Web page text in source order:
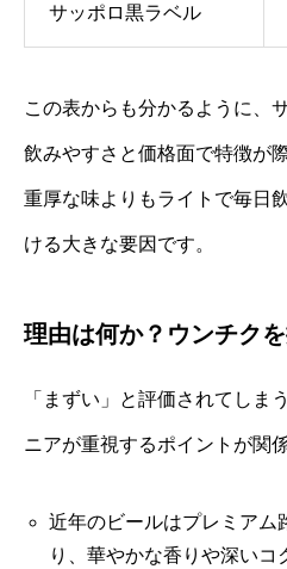
サッポロ黒ラベル
この表からも分かるように、
飲みやすさと価格面で特徴が
重厚な味よりもライトで毎日
ける大きな要因です。
理由は何か？ウンチク
「まずい」と評価されてしま
ニアが重視するポイントが関
近年のビールはプレミアム
り、華やかな香りや深いコ